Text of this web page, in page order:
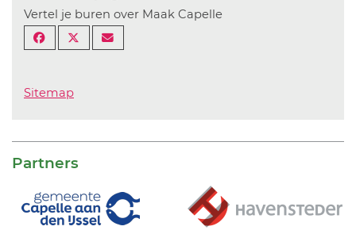
Vertel je buren over Maak Capelle
Sitemap
Partners